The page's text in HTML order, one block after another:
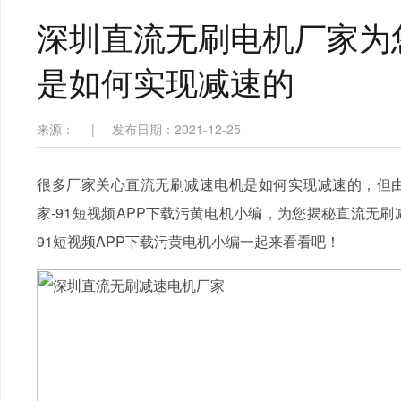
深圳直流无刷电机厂家
是如何实现减速的
来源： | 发布日期：2021-12-25
很多厂家关心直流无刷减速电机是如何实现减速的，
家-91短视频APP下载污黄电机小编，为您揭秘直流无
91短视频APP下载污黄电机小编一起来看看吧！